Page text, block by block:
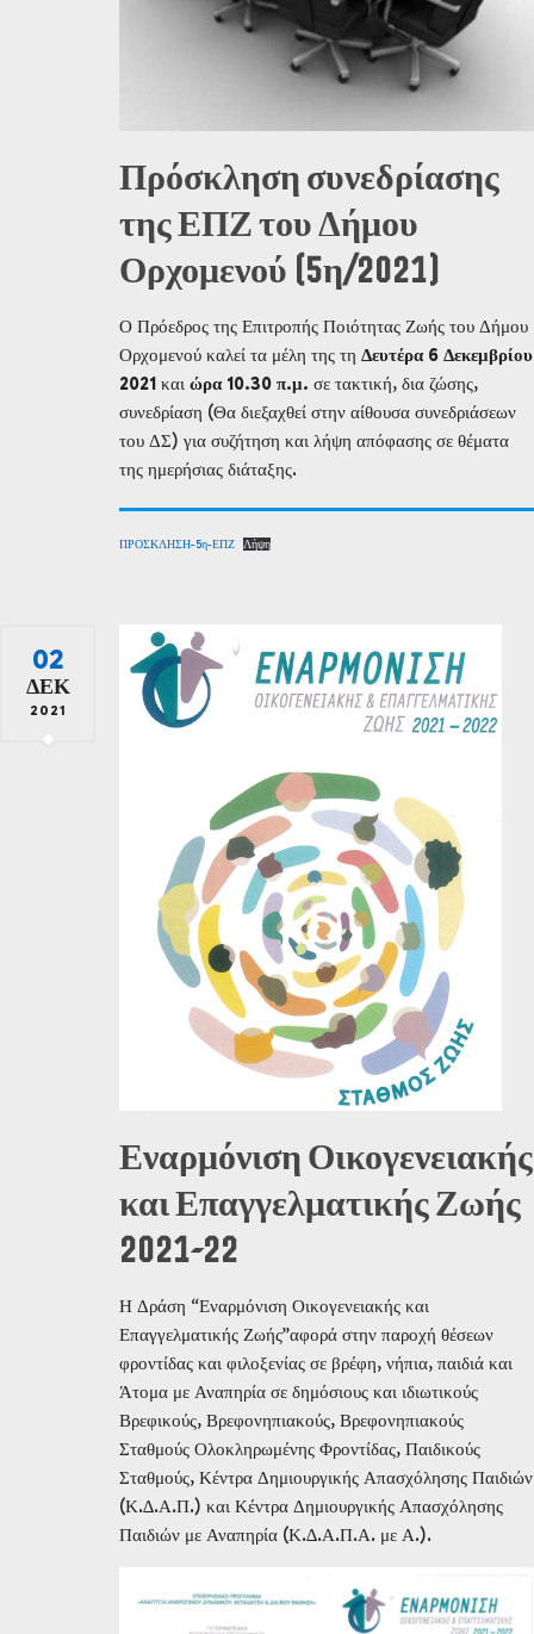
Πρόσκληση συνεδρίασης
της ΕΠΖ του Δήμου
Ορχομενού (5η/2021)
Ο Πρόεδρος της Επιτροπής Ποιότητας Ζωής του Δήμου
Ορχομενού καλεί τα μέλη της τη Δευτέρα 6 Δεκεμβρίου
2021 και ώρα 10.30 π.μ. σε τακτική, δια ζώσης,
συνεδρίαση (Θα διεξαχθεί στην αίθουσα συνεδριάσεων
του ΔΣ) για συζήτηση και λήψη απόφασης σε θέματα
της ημερήσιας διάταξης.
ΠΡΟΣΚΛΗΣΗ-5η-ΕΠΖ Λήψη
02
ΔΕΚ
2021
Εναρμόνιση Οικογενειακής
και Επαγγελματικής Ζωής
2021-22
Η Δράση “Εναρμόνιση Οικογενειακής και
Επαγγελματικής Ζωής”αφορά στην παροχή θέσεων
φροντίδας και φιλοξενίας σε βρέφη, νήπια, παιδιά και
Άτομα με Αναπηρία σε δημόσιους και ιδιωτικούς
Βρεφικούς, Βρεφονηπιακούς, Βρεφονηπιακούς
Σταθμούς Ολοκληρωμένης Φροντίδας, Παιδικούς
Σταθμούς, Κέντρα Δημιουργικής Απασχόλησης Παιδιών
(Κ.∆.Α.Π.) και Κέντρα Δημιουργικής Απασχόλησης
Παιδιών με Αναπηρία (Κ.∆.Α.Π.Α. με Α.).